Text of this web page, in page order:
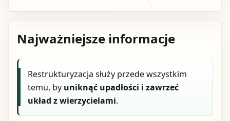
Najważniejsze informacje
Restrukturyzacja służy przede wszystkim
temu, by uniknąć upadłości i zawrzeć
układ z wierzycielami.